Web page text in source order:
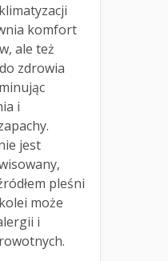
komfort
ale też
zdrowia
i
jest
pleśni
może
i